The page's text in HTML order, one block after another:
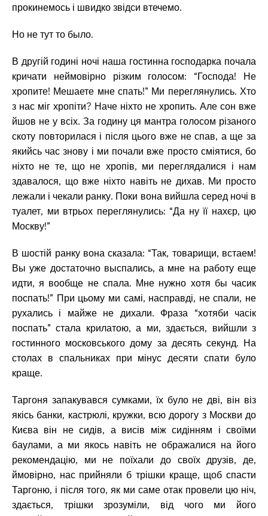
прокинемось і швидко звідси втечемо.
Но не тут то было.
В другій годині ночі наша гостинна господарка почала
кричати неймовірно різким голосом: “Господа! Не
хропите! Мешаете мне спать!” Ми переглянулись. Хто
з нас міг хропіти? Наче ніхто не хропить. Але сон вже
йшов не у всіх. За годину ця мантра голосом різаного
скоту повторилася і після цього вже не спав, а ще за
якийсь час знову і ми почали вже просто сміятися, бо
ніхто не те, що не хропів, ми переглядалися і нам
здавалося, що вже ніхто навіть не дихав. Ми просто
лежали і чекали ранку. Поки вона вийшла серед ночі в
туалет, ми втрьох переглянулись: “Да ну її нахєр, цю
Москву!”
В шостій ранку вона сказала: “Так, товарищи, встаем!
Вы уже достаточно выспались, а мне на работу еще
идти, я вообще не спала. Мне нужно хотя бы часик
поспать!” При цьому ми самі, насправді, не спали, не
рухались і майже не дихали. Фраза “хотяби часік
поспать” стала крилатою, а ми, здається, вийшли з
гостинного московського дому за десять секунд. На
столах в спальниках при мінус десяти спати було
краще.
Таргоня запакувався сумками, їх було не дві, він віз
якісь банки, кастрюлі, кружки, всю дорогу з Москви до
Києва він не сидів, а висів між сидінням і своїми
баулами, а ми якось навіть не ображалися на його
рекомендацію, ми не поїхали до своїх друзів, де,
ймовірно, нас прийняли б трішки краще, щоб спасти
Таргоню, і після того, як ми саме отак провели цю ніч,
здається, трішки зрозуміли, від чого ми його